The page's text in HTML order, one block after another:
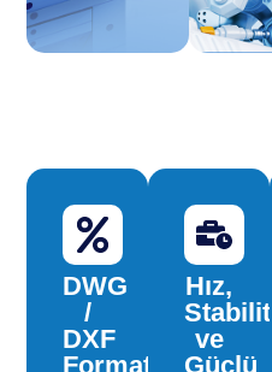
DWG
/
DXF
Formatında
Hız,
Stabilite
ve
Güçlü